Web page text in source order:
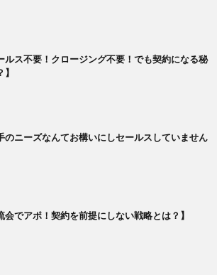
ルス不要！クロージング不要！でも契約になる秘
のニーズなんてお構いにしセールスしていません
会でアポ！契約を前提にしない戦略とは？】